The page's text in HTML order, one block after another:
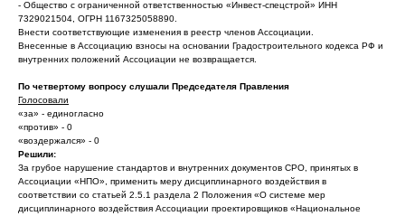
- Общество с ограниченной ответственностью «Инвест-спецстрой» ИНН
7329021504, ОГРН 1167325058890.
Внести соответствующие изменения в реестр членов Ассоциации.
Внесенные в Ассоциацию взносы на основании Градостроительного кодекса РФ и
внутренних положений Ассоциации не возвращается.
По четвертому вопросу слушали Председателя Правления
Голосовали
«за» - единогласно
«против» - 0
«воздержался» - 0
Решили:
За грубое нарушение стандартов и внутренних документов СРО, принятых в
Ассоциации «НПО», применить меру дисциплинарного воздействия в
соответствии со статьей 2.5.1 раздела 2 Положения «О системе мер
дисциплинарного воздействия Ассоциации проектировщиков «Национальное